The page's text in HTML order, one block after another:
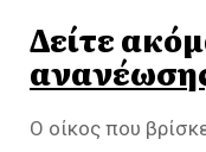
Δείτε
Ο οίκος που